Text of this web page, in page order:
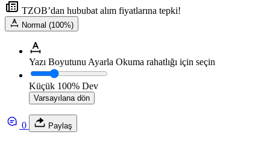
TZOB’dan hububat alım fiyatlarına tepki!
Normal (100%)
Yazı Boyutunu Ayarla Okuma rahatlığı için seçin
Küçük 100% Dev
Varsayılana dön
0 Paylaş